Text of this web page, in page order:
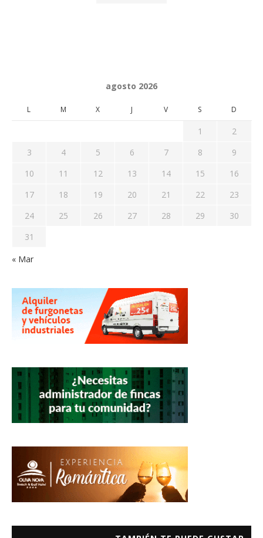
agosto 2026
L M X J V S D
1
2
3
4 5 6 7 8
9
10
11 12 13 14 15
16
17
18 19 20 21 22
23
24
25 26 27 28 29
30
31
« Mar